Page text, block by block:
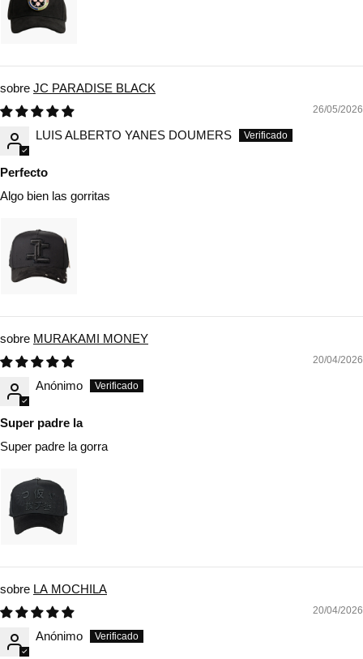
JC PARADISE BLACK
26/05/2026
LUIS ALBERTO YANES DOUMERS
Perfecto
Algo bien las gorritas
MURAKAMI MONEY
20/04/2026
Anónimo
Super padre la
Super padre la gorra
LA MOCHILA
20/04/2026
Anónimo